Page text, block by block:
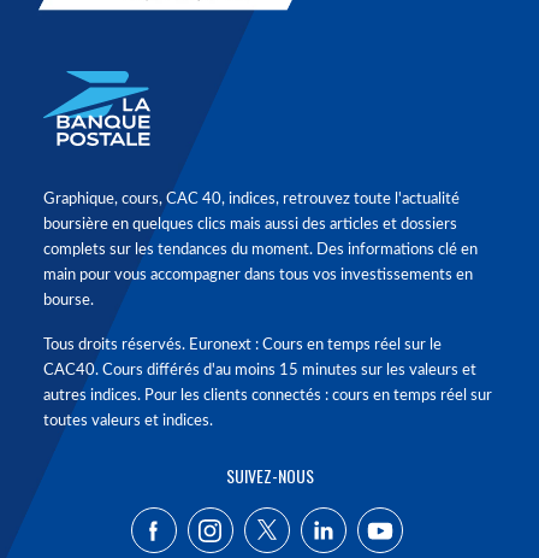
Graphique, cours, CAC 40, indices, retrouvez toute l'actualité
boursière en quelques clics mais aussi des articles et dossiers
complets sur les tendances du moment. Des informations clé en
main pour vous accompagner dans tous vos investissements en
bourse.
Tous droits réservés. Euronext : Cours en temps réel sur le
CAC40. Cours différés d'au moins 15 minutes sur les valeurs et
autres indices. Pour les clients connectés : cours en temps réel sur
toutes valeurs et indices.
SUIVEZ-NOUS